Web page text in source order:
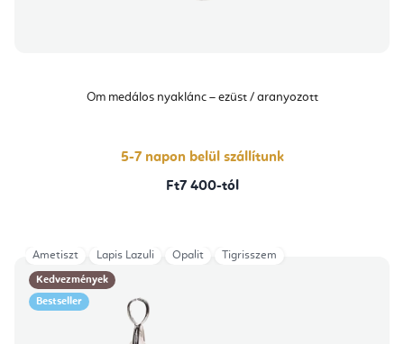
Om medálos nyaklánc – ezüst / aranyozott
5-7 napon belül szállítunk
Ft7 400-tól
Kedvezmények
Bestseller
Ametiszt Lapis Lazuli Opalit Tigrisszem